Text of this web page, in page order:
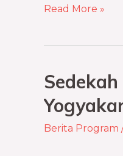
Read More »
Berita Program
Sedekah
Air
Untuk
Kekeringan